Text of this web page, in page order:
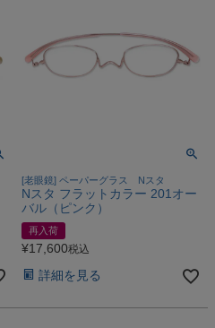
[老眼鏡] ペーパーグラス Nスタ
Nスタ フラットカラー 201オー
バル（ピンク）
再入荷
¥17,600税込
詳細を見る